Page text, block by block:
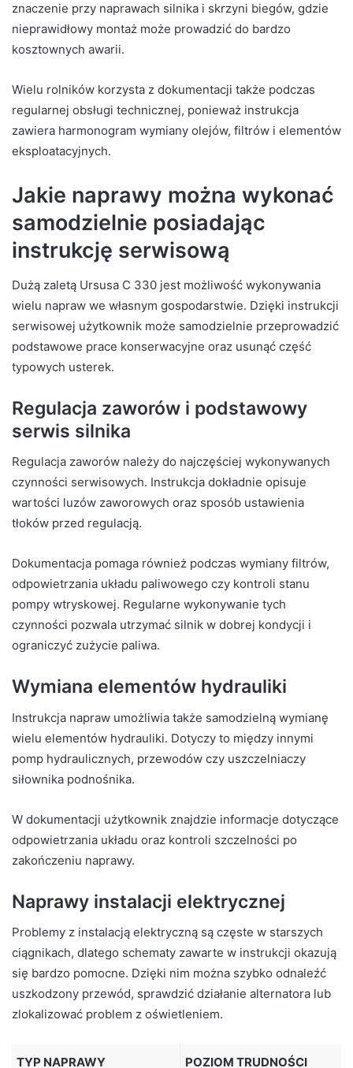
znaczenie przy naprawach silnika i skrzyni biegów, gdzie
nieprawidłowy montaż może prowadzić do bardzo
kosztownych awarii.
Wielu rolników korzysta z dokumentacji także podczas
regularnej obsługi technicznej, ponieważ instrukcja
zawiera harmonogram wymiany olejów, filtrów i elementów
eksploatacyjnych.
Jakie naprawy można wykonać
samodzielnie posiadając
instrukcję serwisową
Dużą zaletą Ursusa C 330 jest możliwość wykonywania
wielu napraw we własnym gospodarstwie. Dzięki instrukcji
serwisowej użytkownik może samodzielnie przeprowadzić
podstawowe prace konserwacyjne oraz usunąć część
typowych usterek.
Regulacja zaworów i podstawowy
serwis silnika
Regulacja zaworów należy do najczęściej wykonywanych
czynności serwisowych. Instrukcja dokładnie opisuje
wartości luzów zaworowych oraz sposób ustawienia
tłoków przed regulacją.
Dokumentacja pomaga również podczas wymiany filtrów,
odpowietrzania układu paliwowego czy kontroli stanu
pompy wtryskowej. Regularne wykonywanie tych
czynności pozwala utrzymać silnik w dobrej kondycji i
ograniczyć zużycie paliwa.
Wymiana elementów hydrauliki
Instrukcja napraw umożliwia także samodzielną wymianę
wielu elementów hydrauliki. Dotyczy to między innymi
pomp hydraulicznych, przewodów czy uszczelniaczy
siłownika podnośnika.
W dokumentacji użytkownik znajdzie informacje dotyczące
odpowietrzania układu oraz kontroli szczelności po
zakończeniu naprawy.
Naprawy instalacji elektrycznej
Problemy z instalacją elektryczną są częste w starszych
ciągnikach, dlatego schematy zawarte w instrukcji okazują
się bardzo pomocne. Dzięki nim można szybko odnaleźć
uszkodzony przewód, sprawdzić działanie alternatora lub
zlokalizować problem z oświetleniem.
TYP NAPRAWY POZIOM TRUDNOŚCI